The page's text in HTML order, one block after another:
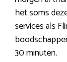
het soms
services als
30 minuten.